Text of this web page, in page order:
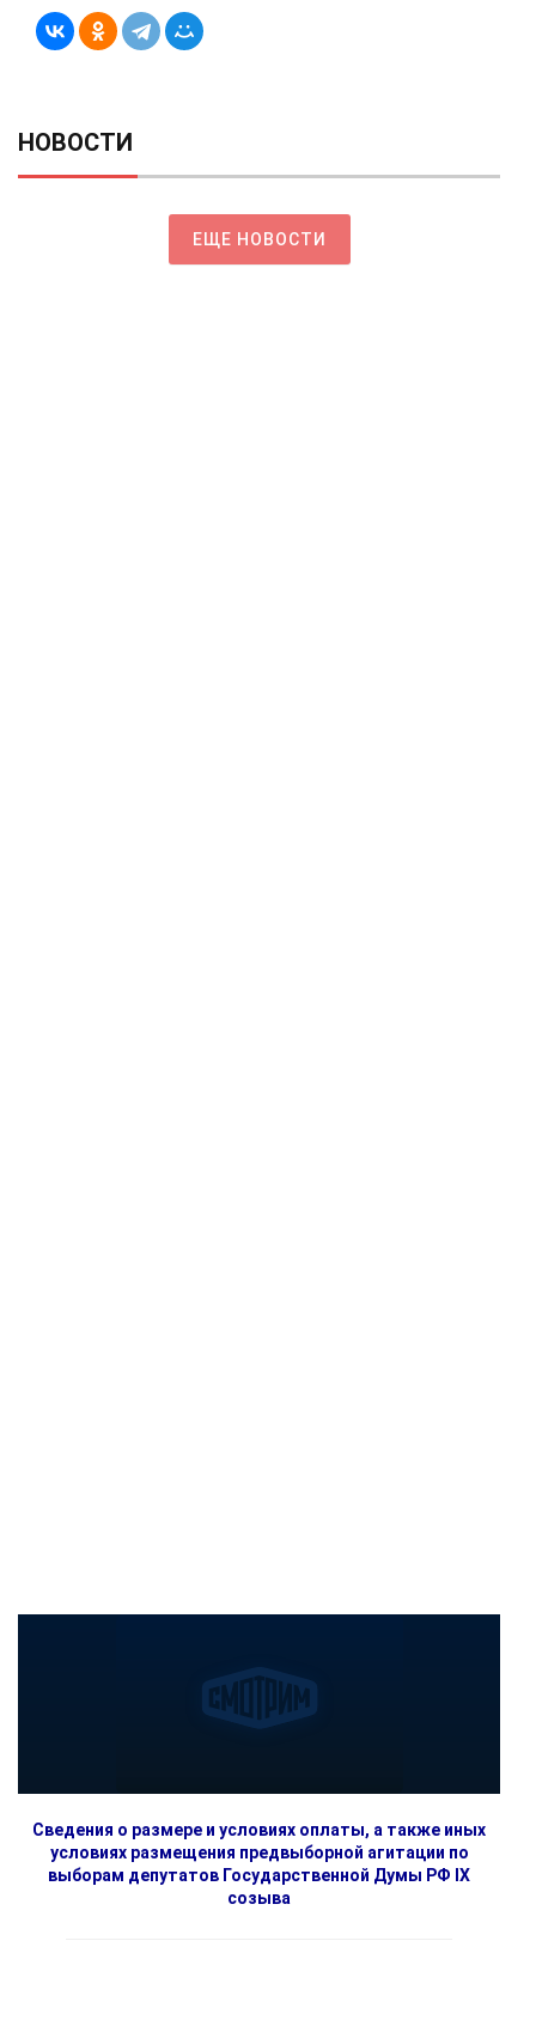
НОВОСТИ
ЕЩЕ НОВОСТИ
Сведения о размере и условиях оплаты, а также иных
условиях размещения предвыборной агитации по
выборам депутатов Государственной Думы РФ IX
созыва